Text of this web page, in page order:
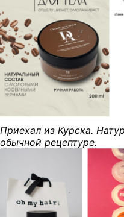
Приехал из Курска.
обычной рецептуре.